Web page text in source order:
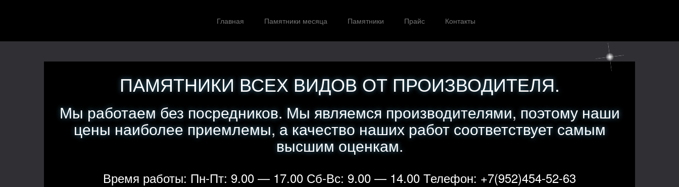
Главная Памятники месяца Памятники Прайс Контакты
ПАМЯТНИКИ ВСЕХ ВИДОВ ОТ ПРОИЗВОДИТЕЛЯ.
Мы работаем без посредников. Мы являемся производителями, поэтому наши
цены наиболее приемлемы, а качество наших работ соответствует самым
высшим оценкам.
Время работы: Пн-Пт: 9.00 — 17.00 Сб-Вс: 9.00 — 14.00 Телефон: +7(952)454-52-63